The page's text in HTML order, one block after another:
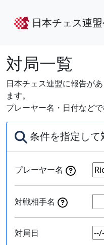
日本チェス連
対局一覧
日本チェス連盟に報告が
ます。
プレーヤー名・日付などで
条件を指定し
プレーヤー名
対戦相手名
対局日